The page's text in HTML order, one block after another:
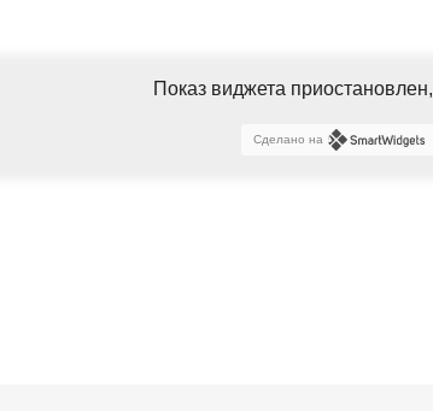
Показ виджета приостановлен,
Сделано на